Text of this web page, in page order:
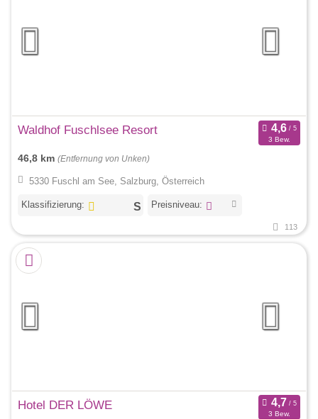
Waldhof Fuschlsee Resort
3 Bew.
46,8 km (Entfernung von Unken)
5330 Fuschl am See, Salzburg, Österreich
Klassifizierung: Preisniveau:
113
Hotel DER LÖWE
3 Bew.